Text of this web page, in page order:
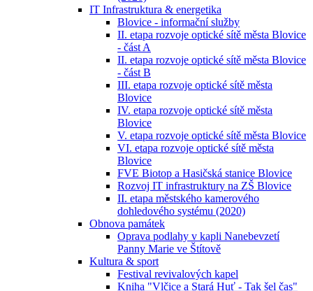
IT Infrastruktura & energetika
Blovice - informační služby
II. etapa rozvoje optické sítě města Blovice
- část A
II. etapa rozvoje optické sítě města Blovice
- část B
III. etapa rozvoje optické sítě města
Blovice
IV. etapa rozvoje optické sítě města
Blovice
V. etapa rozvoje optické sítě města Blovice
VI. etapa rozvoje optické sítě města
Blovice
FVE Biotop a Hasičská stanice Blovice
Rozvoj IT infrastruktury na ZŠ Blovice
II. etapa městského kamerového
dohledového systému (2020)
Obnova památek
Oprava podlahy v kapli Nanebevzetí
Panny Marie ve Štítově
Kultura & sport
Festival revivalových kapel
Kniha "Vlčice a Stará Huť - Tak šel čas"